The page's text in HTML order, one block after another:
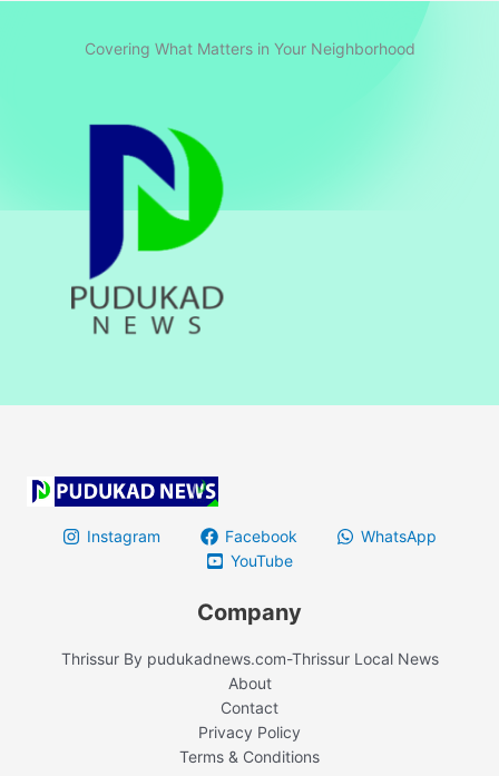
Covering What Matters in Your Neighborhood
Instagram Facebook
WhatsApp
YouTube
Company
Thrissur By pudukadnews.com-Thrissur Local News
About
Contact
Privacy Policy
Terms & Conditions